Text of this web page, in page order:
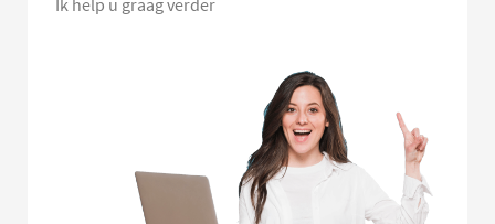
Ik help u graag verder